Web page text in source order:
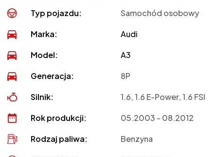
Typ pojazdu: Samochód osobowy
Marka: Audi
Model: A3
Generacja: 8P
Silnik: 1.6, 1.6 E-Power, 1.6 FSI
Rok produkcji: 05.2003 - 08.2012
Rodzaj paliwa: Benzyna